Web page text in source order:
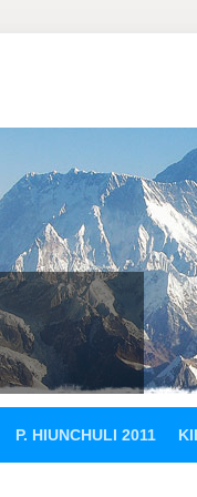
P. HIUNCHULI 2011